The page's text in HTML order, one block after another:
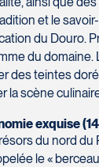
et le
du
du
des teintes
scène
exquise
du nord
le «
5000